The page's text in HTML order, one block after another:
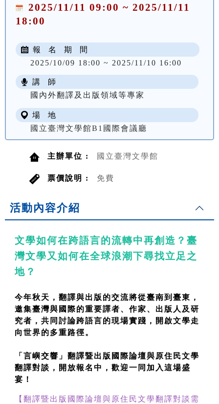
2025/11/11 09:00 ~ 2025/11/11
18:00
報 名 期 間
2025/10/09 18:00 ~ 2025/11/10 16:00
講 師
國內外翻譯及出版領域等專家
場 地
國立臺灣文學館B1國際會議廳
主辦單位 : 國立臺灣文學館
票價說明 : 免費
活動內容介紹
文學如何在跨語言的流轉中再創造？臺
灣文學又如何在全球浪潮下尋找立足之
地？
今年秋天，翻譯與出版的交流將從臺南到臺東，
邀集臺灣與國際的重要譯者、作家、出版人及研
究者，共同討論跨語言的現場實踐，開啟文學走
向世界的多重路徑。
「言嶼交響」翻譯暨出版國際論壇與原住民文學
翻譯對談，開放報名中，歡迎一同加入這場盛
宴！
【 翻譯暨出版國際論壇與原住民文學翻譯對談需